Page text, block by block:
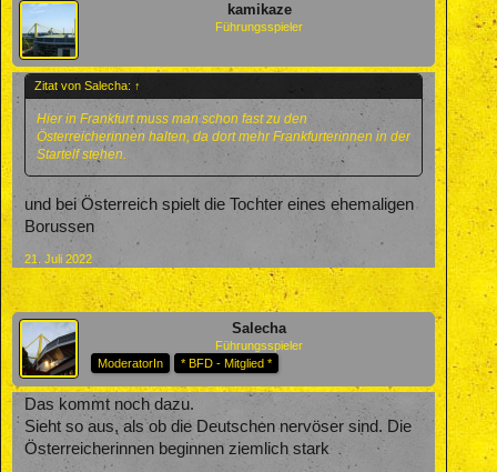
kamikaze
Führungsspieler
Zitat von Salecha: ↑
Hier in Frankfurt muss man schon fast zu den
Österreicherinnen halten, da dort mehr Frankfurterinnen in der
Startelf stehen.
und bei Österreich spielt die Tochter eines ehemaligen
Borussen
21. Juli 2022
Salecha
Führungsspieler
ModeratorIn
* BFD - Mitglied *
Das kommt noch dazu.
Sieht so aus, als ob die Deutschen nervöser sind. Die
Österreicherinnen beginnen ziemlich stark